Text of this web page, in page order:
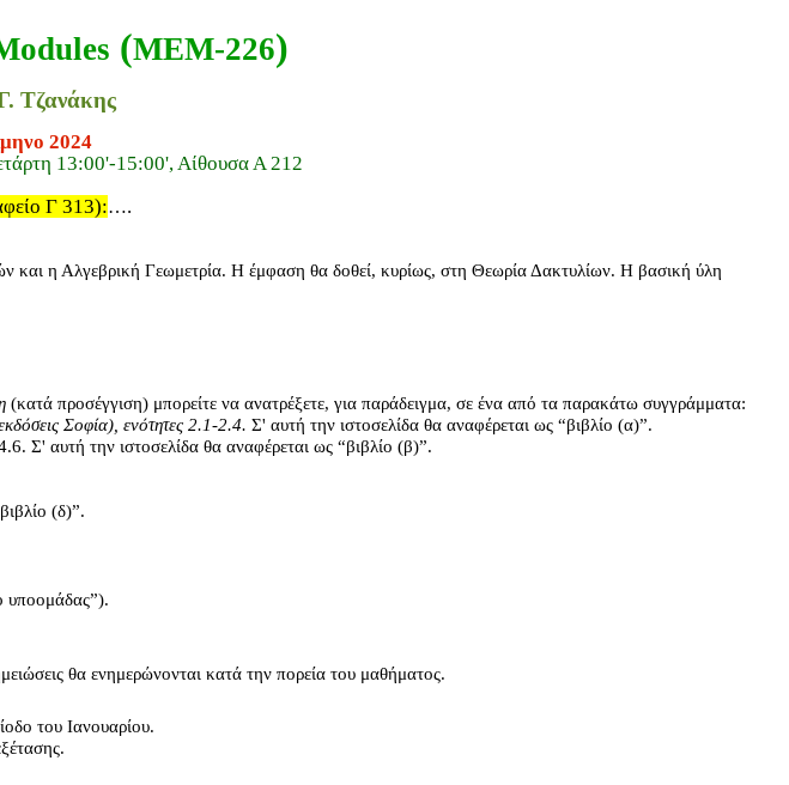
(MΕΜ-226)
Τζανάκης
2024
13:00'-15:00', Αίθουσα Α 212
Γ 313):….
η Αλγεβρική Γεωμετρία. Η έμφαση θα δοθεί, κυρίως, στη Θεωρία Δακτυλίων. Η βασική ύλη
(κατά προσέγγιση) μπορείτε να ανατρέξετε, για παράδειγμα, σε ένα από τα παρακάτω συγγράμματα:
Σοφία), ενότητες 2.1-2.4. Σ' αυτή την ιστοσελίδα θα αναφέρεται ως “βιβλίο (α)”.
Σ' αυτή την ιστοσελίδα θα αναφέρεται ως “βιβλίο (β)”.
(δ)”.
υποομάδας”).
θα ενημερώνονται κατά την πορεία του μαθήματος.
του Ιανουαρίου.